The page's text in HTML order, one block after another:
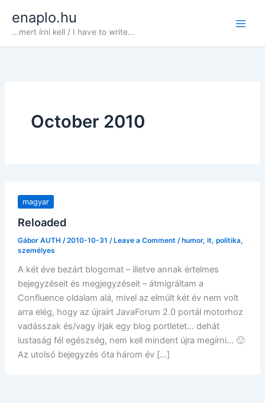
content
enaplo.hu
...mert írni kell / I have to write...
October 2010
magyar
Reloaded
Gábor AUTH /2010-10-31 /Leave a Comment /humor, it, politika,
személyes
A két éve bezárt blogomat – illetve annak értelmes
bejegyzéseit és megjegyzéseit – átmigráltam a
Confluence oldalam alá, mivel az elmúlt két év nem volt
arra elég, hogy az újraírt JavaForum 2.0 portál motorhoz
vadásszak és/vagy írjak egy blog portletet… dehát
lustaság fél egészség, nem kell mindent újra megírni… 🙂
Az utolsó bejegyzés óta három év […]